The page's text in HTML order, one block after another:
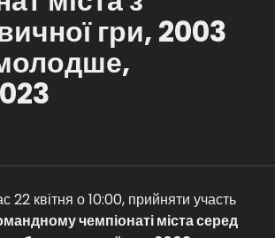
гри, 2003
квітня о 10:00, прийняти участь
чемпіонатіміста серед